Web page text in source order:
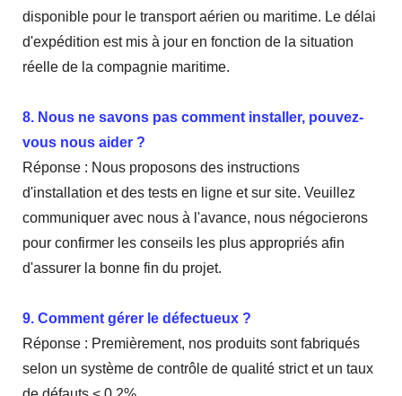
disponible pour le transport aérien ou maritime. Le délai
d'expédition est mis à jour en fonction de la situation
réelle de la compagnie maritime.
8. Nous ne savons pas comment installer, pouvez-
vous nous aider ?
Réponse : Nous proposons des instructions
d'installation et des tests en ligne et sur site. Veuillez
communiquer avec nous à l'avance, nous négocierons
pour confirmer les conseils les plus appropriés afin
d'assurer la bonne fin du projet.
9. Comment gérer le défectueux ?
Réponse : Premièrement, nos produits sont fabriqués
selon un système de contrôle de qualité strict et un taux